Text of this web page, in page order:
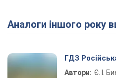
Аналоги іншого року
ГДЗ
Автори: Є. І.